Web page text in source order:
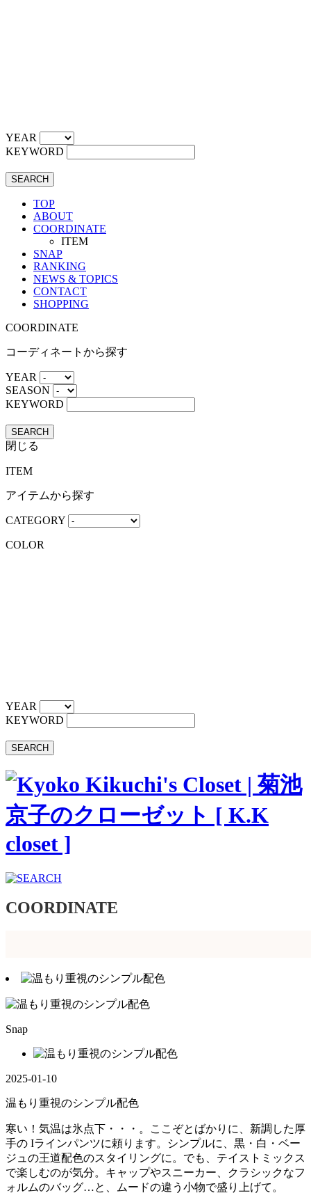
YEAR
KEYWORD
SEARCH
TOP
ABOUT
COORDINATE
ITEM
SNAP
RANKING
NEWS & TOPICS
CONTACT
SHOPPING
COORDINATE
コーディネートから探す
YEAR
SEASON
KEYWORD
SEARCH
閉じる
ITEM
アイテムから探す
CATEGORY
COLOR
YEAR
KEYWORD
SEARCH
COORDINATE
Snap
2025-01-10
温もり重視のシンプル配色
寒い！気温は氷点下・・・。ここぞとばかりに、新調した厚
手の Iラインパンツに頼ります。シンプルに、黒・白・ベー
ジュの王道配色のスタイリングに。でも、テイストミックス
で楽しむのが気分。キャップやスニーカー、クラシックなフ
ォルムのバッグ…と、ムードの違う小物で盛り上げて。